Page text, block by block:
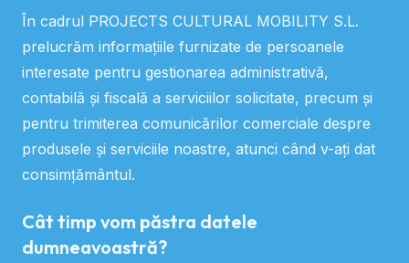
În cadrul PROJECTS CULTURAL MOBILITY S.L.
prelucrăm informațiile furnizate de persoanele
interesate pentru gestionarea administrativă,
contabilă și fiscală a serviciilor solicitate, precum și
pentru trimiterea comunicărilor comerciale despre
produsele și serviciile noastre, atunci când v-ați dat
consimțământul.
Cât timp vom păstra datele
dumneavoastră?